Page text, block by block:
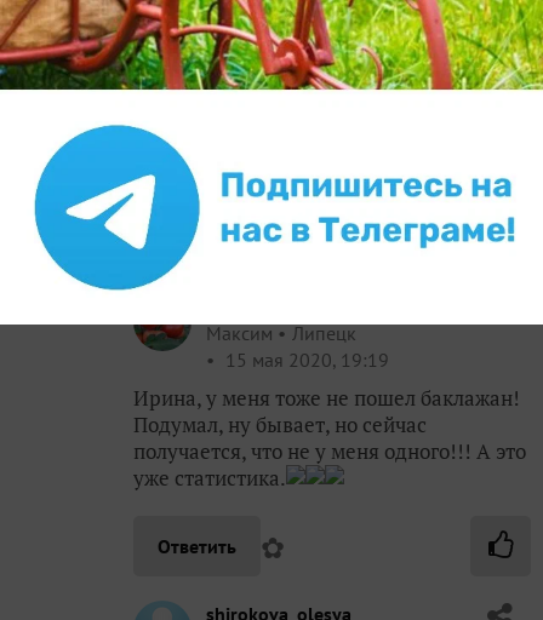
Максим, очень обидно, ведь на картинке
все так красиво, получается, это фотошоп?
Я для интереса выращиваю еще 3
домашних баклажана серии патио. Уже
грунт и посмотрю, каких размеров он
достигнет и как будет плодоносить.
Ответить ✿ 1Спасибо!
Максим
Липецк
15 мая 2020, 19:19
Ирина, у меня тоже не пошел баклажан!
Подумал, ну бывает, но сейчас
получается, что не у меня одного!!! А это
уже статистика.
Ответить ✿
shirokova_olesya